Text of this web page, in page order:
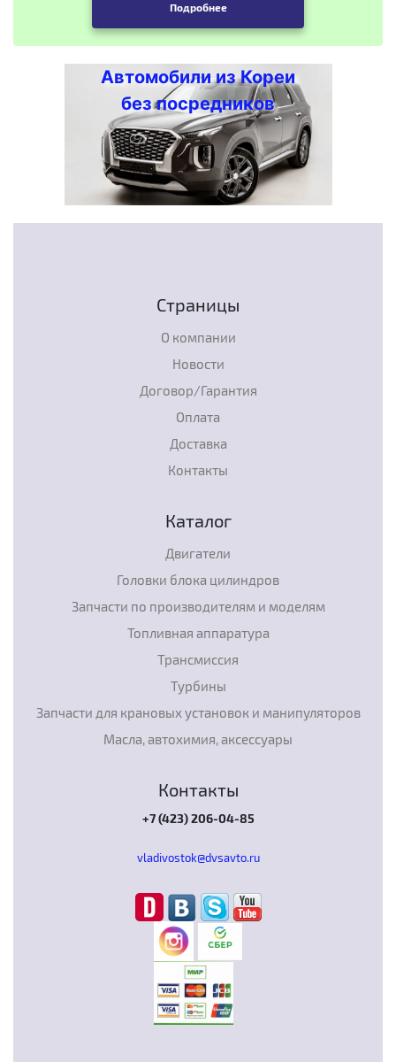
Подробнее
Автомобили из Кореи
без посредников
Страницы
О компании
Новости
Договор/Гарантия
Оплата
Доставка
Контакты
Каталог
Двигатели
Головки блока цилиндров
Запчасти по производителям и моделям
Топливная аппаратура
Трансмиссия
Турбины
Запчасти для крановых установок и манипуляторов
Масла, автохимия, аксессуары
Контакты
+7 (423) 206-04-85
vladivostok@dvsavto.ru